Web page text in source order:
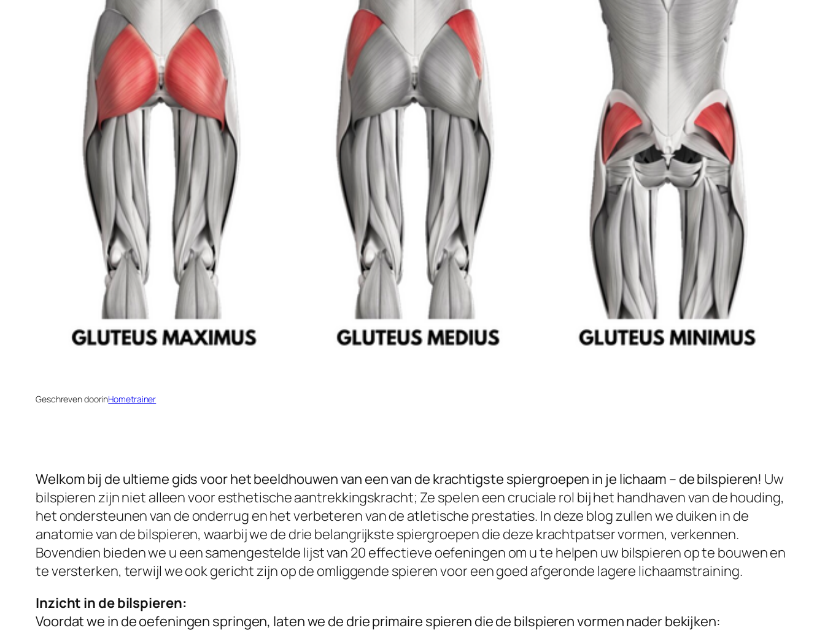
Geschreven doorinHometrainer
Welkom bij de ultieme gids voor het beeldhouwen van een van de krachtigste spiergroepen in je lichaam – de bilspieren! Uw
bilspieren zijn niet alleen voor esthetische aantrekkingskracht; Ze spelen een cruciale rol bij het handhaven van de houding,
het ondersteunen van de onderrug en het verbeteren van de atletische prestaties. In deze blog zullen we duiken in de
anatomie van de bilspieren, waarbij we de drie belangrijkste spiergroepen die deze krachtpatser vormen, verkennen.
Bovendien bieden we u een samengestelde lijst van 20 effectieve oefeningen om u te helpen uw bilspieren op te bouwen en
te versterken, terwijl we ook gericht zijn op de omliggende spieren voor een goed afgeronde lagere lichaamstraining.
Inzicht in de bilspieren:
Voordat we in de oefeningen springen, laten we de drie primaire spieren die de bilspieren vormen nader bekijken: